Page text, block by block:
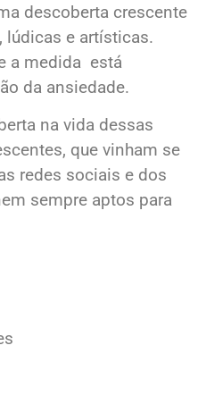
descoberta crescente
lúdicas e artísticas.
a medida está
da ansiedade.
na vida dessas
que vinham se
redes sociais e dos
sempre aptos para